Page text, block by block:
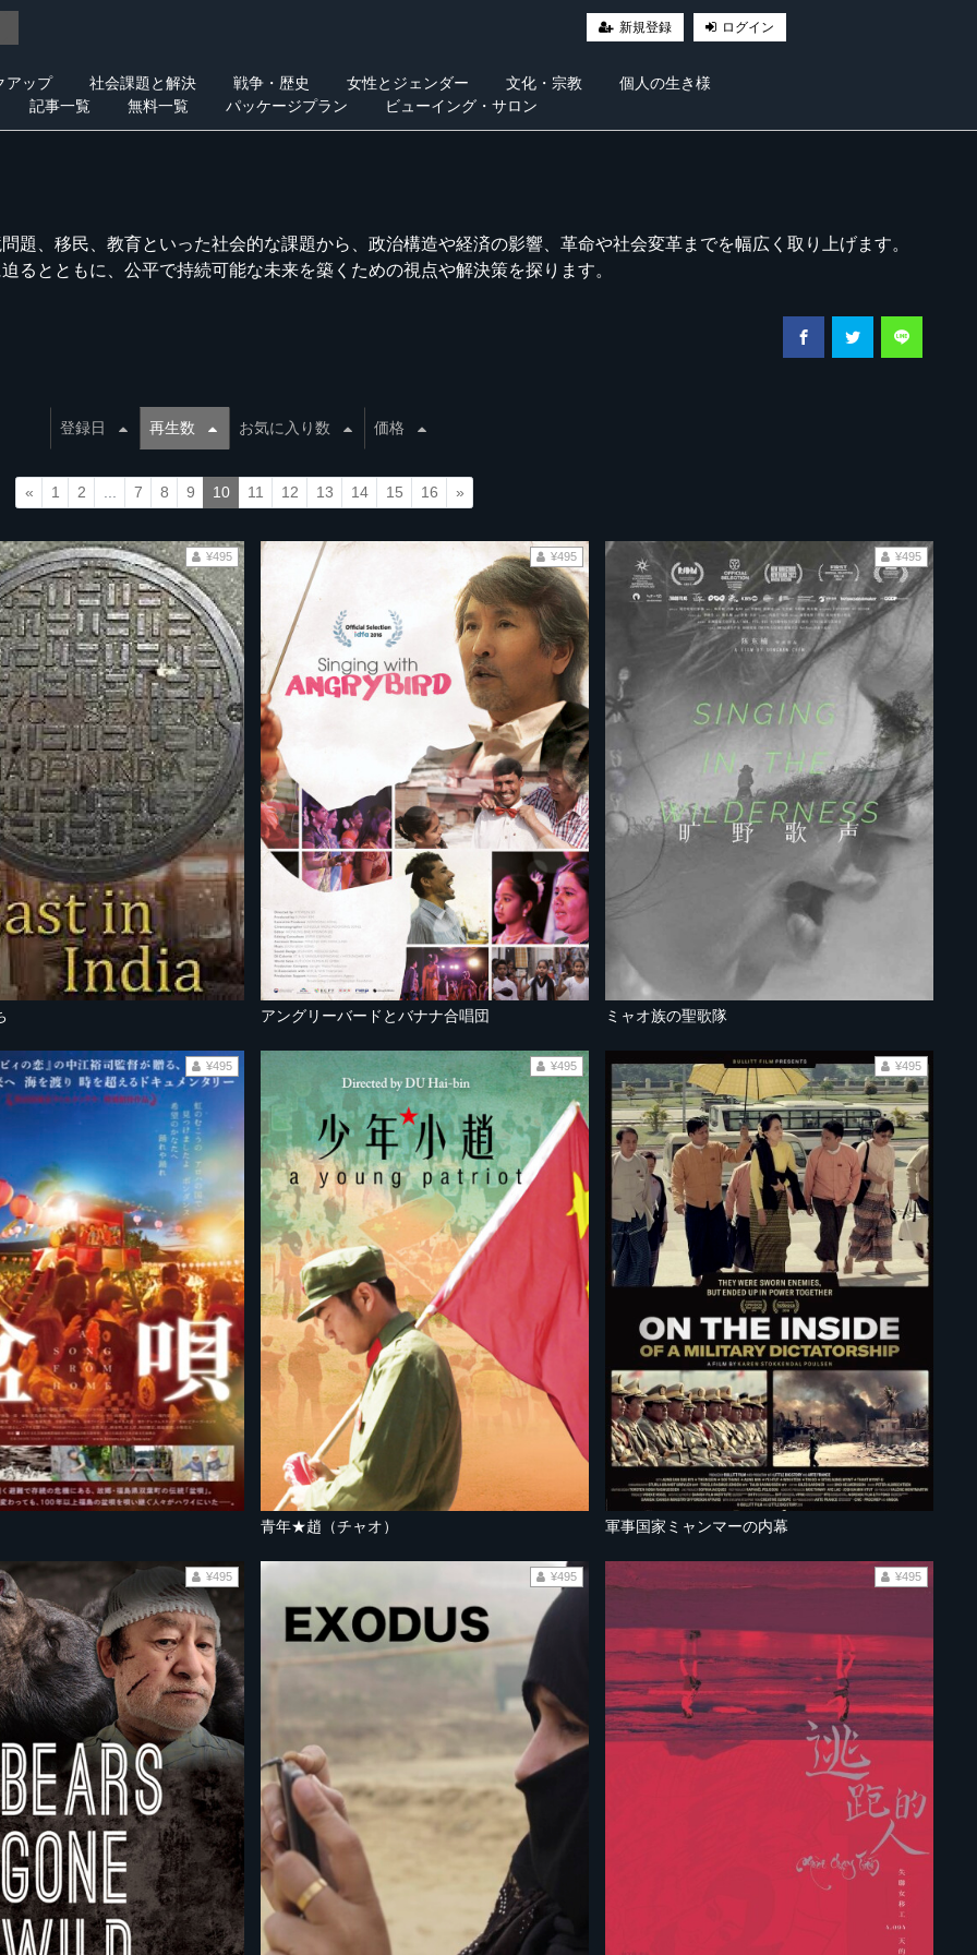
新規登録 ログイン
アップ 社会課題と解決 戦争・歴史 女性とジェンダー 文化・宗教
個人の生き様
記事一覧
無料一覧 パッケージプラン ビューイング・サロン
題、移民、教育といった社会的な課題から、政治構造や経済の影響、革命や社会変革までを幅広く取り上げます。
るとともに、公平で持続可能な未来を築くための視点や解決策を探ります。
登録日 再生数 お気に入り数 価格
« 1 2 7 8 9 10 11 12 13 14 15 16 »
¥495
アングリーバードとバナナ合唱団
¥495
ミャオ族の聖歌隊
¥495
¥495
青年★趙（チャオ）
¥495
軍事国家ミャンマーの内幕
¥495
¥495 ¥495 ¥495